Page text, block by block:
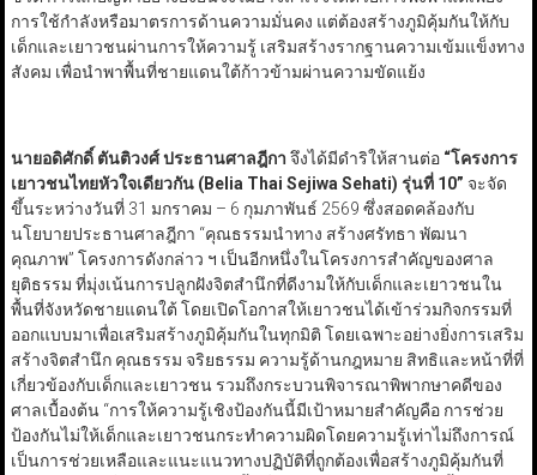
การใช้กำลังหรือมาตรการด้านความมั่นคง แต่ต้องสร้างภูมิคุ้มกันให้กับ
เด็กและเยาวชนผ่านการให้ความรู้ เสริมสร้างรากฐานความเข้มแข็งทาง
สังคม เพื่อนำพาพื้นที่ชายแดนใต้ก้าวข้ามผ่านความขัดแย้ง
นายอดิศักดิ์ ตันติวงศ์ ประธานศาลฎีกา จึงได้มีดำริให้สานต่อ “โครงการ
เยาวชนไทยหัวใจเดียวกัน (Belia Thai Sejiwa Sehati) รุ่นที่ 10” จะจัด
ขึ้นระหว่างวันที่ 31 มกราคม – 6 กุมภาพันธ์ 2569 ซึ่งสอดคล้องกับ
นโยบายประธานศาลฎีกา “คุณธรรมนำทาง สร้างศรัทธา พัฒนา
คุณภาพ” โครงการดังกล่าว ฯ เป็นอีกหนึ่งในโครงการสำคัญของศาล
ยุติธรรม ที่มุ่งเน้นการปลูกฝังจิตสำนึกที่ดีงามให้กับเด็กและเยาวชนใน
พื้นที่จังหวัดชายแดนใต้ โดยเปิดโอกาสให้เยาวชนได้เข้าร่วมกิจกรรมที่
ออกแบบมาเพื่อเสริมสร้างภูมิคุ้มกันในทุกมิติ โดยเฉพาะอย่างยิ่งการเสริม
สร้างจิตสำนึก คุณธรรม จริยธรรม ความรู้ด้านกฎหมาย สิทธิและหน้าที่ที่
เกี่ยวข้องกับเด็กและเยาวชน รวมถึงกระบวนพิจารณาพิพากษาคดีของ
ศาลเบื้องต้น “การให้ความรู้เชิงป้องกันนี้มีเป้าหมายสำคัญคือ การช่วย
ป้องกันไม่ให้เด็กและเยาวชนกระทำความผิดโดยความรู้เท่าไม่ถึงการณ์
เป็นการช่วยเหลือและแนะแนวทางปฏิบัติที่ถูกต้องเพื่อสร้างภูมิคุ้มกันที่